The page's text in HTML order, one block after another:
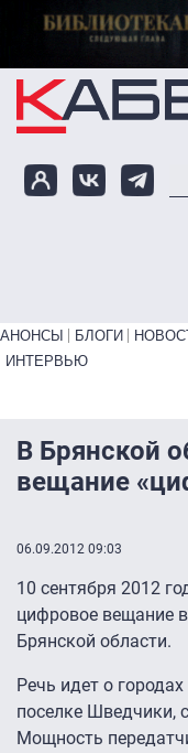
Перейти к
Primary links bottom
АНОНСЫ БЛОГИ
ИНТЕРВЬЮ
В Брянской
вещание
06.09.2012 09:03
10 сентября 2012
цифровое вещание
Брянской области.
Речь идет о
поселке Шведчики,
Мощность